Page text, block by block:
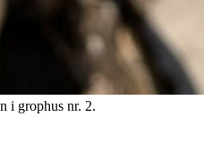
i grophus nr. 2.